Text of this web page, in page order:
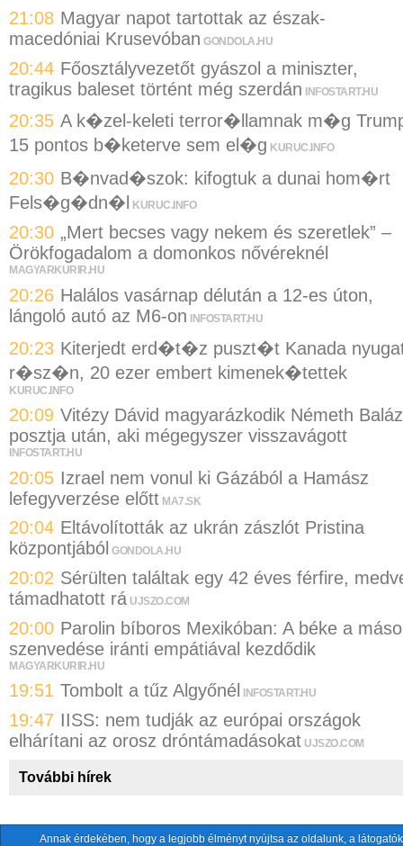
21:08 Magyar napot tartottak az észak-
macedóniai Krusevóban GONDOLA.HU
20:44 Főosztályvezetőt gyászol a miniszter,
tragikus baleset történt még szerdán INFOSTART.HU
20:35 A k�zel-keleti terror�llamnak m�g
15 pontos b�keterve sem el�g KURUC.INFO
20:30 B�nvad�szok: kifogtuk a dunai hom�rt
Fels�g�dn�l
KURUC.INFO
20:30 „Mert becses vagy nekem és szeretlek” –
Örökfogadalom a domonkos nővéreknél
MAGYARKURIR.HU
20:26 Halálos vasárnap délután a 12-es úton,
lángoló autó az M6-on
INFOSTART.HU
20:23 Kiterjedt erd�t�z puszt�t Kanada
r�sz�n, 20 ezer embert kimenek�tettek
KURUC.INFO
20:09 Vitézy Dávid magyarázkodik Németh
posztja után, aki mégegyszer visszavágott
INFOSTART.HU
20:05 Izrael nem vonul ki Gázából a Hamász
lefegyverzése előtt MA7.SK
20:04 Eltávolították az ukrán zászlót Pristina
központjából GONDOLA.HU
20:02 Sérülten találtak egy 42 éves férfire,
támadhatott rá UJSZO.COM
20:00 Parolin bíboros Mexikóban: A béke a
szenvedése iránti empátiával kezdődik
MAGYARKURIR.HU
19:51 Tombolt a tűz Algyőnél INFOSTART.HU
19:47 IISS: nem tudják az európai országok
elhárítani az orosz dróntámadásokat UJSZO.COM
További hírek
Annak érdekében, hogy a legjobb élményt nyújtsa az oldalunk, a látogatók